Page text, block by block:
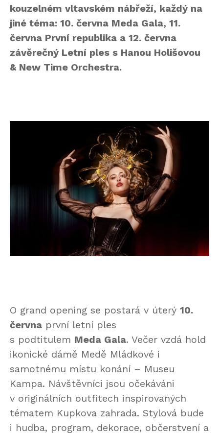
kouzelném vltavském nábřeží, každý na
jiné téma: 10. června Meda Gala, 11.
června První republika a 12. června
závěrečný Letní ples s Hanou Holišovou
& New Time Orchestra.
O grand opening se postará v úterý 10.
června první letní ples
s podtitulem Meda Gala. Večer vzdá hold
ikonické dámě Medě Mládkové i
samotnému místu konání – Museu
Kampa. Návštěvníci jsou očekáváni
v originálních outfitech inspirovaných
tématem Kupkova zahrada. Stylová bude
i hudba, program, dekorace, občerstvení a